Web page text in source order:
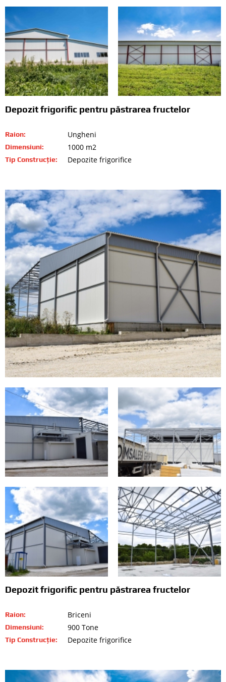
Depozit frigorific pentru păstrarea fructelor
Raion: Ungheni
Dimensiuni: 1000 m2
Tip Construcție: Depozite frigorifice
Depozit frigorific pentru păstrarea fructelor
Raion: Briceni
Dimensiuni: 900 Tone
Tip Construcție: Depozite frigorifice